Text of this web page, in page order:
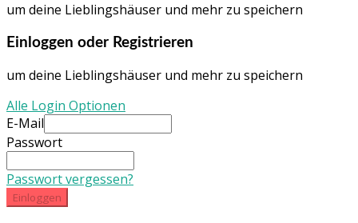
um deine Lieblingshäuser und mehr zu speichern
Einloggen oder Registrieren
um deine Lieblingshäuser und mehr zu speichern
Alle Login Optionen
E-Mail
Passwort
Passwort vergessen?
Einloggen